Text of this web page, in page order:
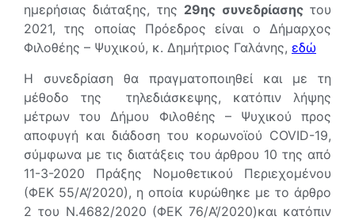
ημερήσιας διάταξης, της 29ης συνεδρίασηςτου
2021, της οποίας Πρόεδρος είναι ο Δήμαρχος
Φιλοθέης – Ψυχικού, κ. Δημήτριος Γαλάνης, εδώ
Η συνεδρίαση θα πραγματοποιηθεί και με τη
μέθοδο της τηλεδιάσκεψης, κατόπιν λήψης
μέτρων του Δήμου Φιλοθέης – Ψυχικού προς
αποφυγή και διάδοση του κορωνοϊού COVID-19,
σύμφωνα με τις διατάξεις του άρθρου 10 της από
11-3-2020 Πράξης Νομοθετικού Περιεχομένου
(ΦΕΚ 55/Α’/2020), η οποία κυρώθηκε με το άρθρο
2 του Ν.4682/2020 (ΦΕΚ 76/Α’/2020)και κατόπιν